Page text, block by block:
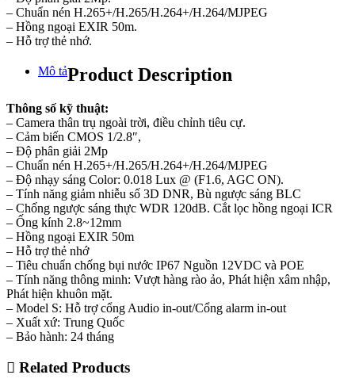
– Chuẩn nén H.265+/H.265/H.264+/H.264/MJPEG
– Hồng ngoại EXIR 50m.
– Hỗ trợ thẻ nhớ.
Mô tảProduct Description
Thông số kỹ thuật:
– Camera thân trụ ngoài trời, điều chỉnh tiêu cự.
– Cảm biến CMOS 1/2.8″,
– Độ phân giải 2Mp
– Chuẩn nén H.265+/H.265/H.264+/H.264/MJPEG
– Độ nhạy sáng Color: 0.018 Lux @ (F1.6, AGC ON).
– Tính năng giảm nhiễu số 3D DNR, Bù ngược sáng BLC
– Chống ngược sáng thực WDR 120dB. Cắt lọc hồng ngoại ICR
– Ống kính 2.8~12mm
– Hồng ngoại EXIR 50m
– Hỗ trợ thẻ nhớ
– Tiêu chuẩn chống bụi nước IP67 Nguồn 12VDC và POE
– Tính năng thông minh: Vượt hàng rào ảo, Phát hiện xâm nhập,
Phát hiện khuôn mặt.
– Model S: Hỗ trợ cổng Audio in-out/Cổng alarm in-out
– Xuất xứ: Trung Quốc
– Bảo hành: 24 tháng
Related Products